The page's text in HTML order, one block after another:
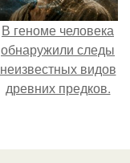
В геноме человека
обнаружили следы
неизвестных видов
древних предков.